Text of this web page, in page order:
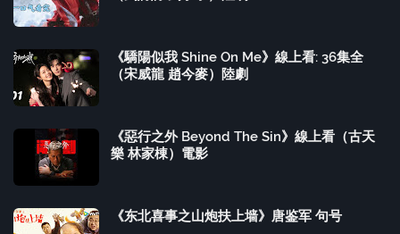
《驕陽似我 Shine On Me》線上看: 36集全
（宋威龍 趙今麥）陸劇
《惡行之外 Beyond The Sin》線上看（古天
樂 林家棟）電影
《东北喜事之山炮扶上墙》唐鉴军 句号